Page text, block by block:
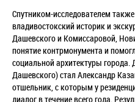
Спутником-исследователем
владивостокский историк и
Дашевского и Комиссаровой,
понятие контрмонумента и
социальной архитектуры
Дашевского) стал Александр
отшельник, с которым у
диалог в течение всего года.